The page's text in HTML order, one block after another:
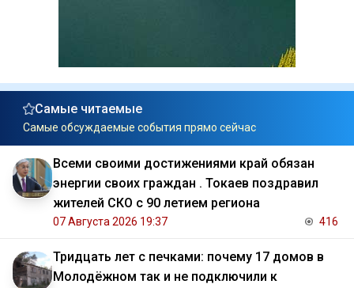
Самые читаемые
Самые обсуждаемые события прямо сейчас
Всеми своими достижениями край обязан
энергии своих граждан . Токаев поздравил
жителей СКО с 90 летием региона
07 Августа 2026 19:37 416
Тридцать лет с печками: почему 17 домов в
Молодёжном так и не подключили к